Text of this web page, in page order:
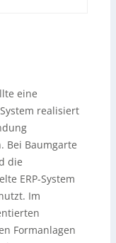
eine
realisiert
Bei Baumgarte
die
ERP-System
Im
Formanlagen